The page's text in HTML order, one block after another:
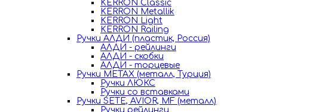
KERRON Classic
KERRON Metallik
KERRON Light
KERRON Railing
Ручки АЛДИ (пластик, Россия)
АЛДИ - рейлинги
АЛДИ - скобки
АЛДИ - торцевые
Ручки METAX (металл, Турция)
Ручки ЛЮКС
Ручки со вставками
Ручки SETE, AVIOR, MF (металл)
Ручки рейлинги